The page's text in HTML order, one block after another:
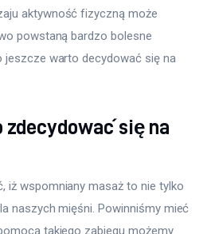
aktywność fizyczną może
powstaną bardzo bolesne
jeszcze warto decydować się na
zdecydować się na
iż wspomniany masaż to nie tylko
naszych mięśni. Powinniśmy mieć
takiego zabiegu możemy